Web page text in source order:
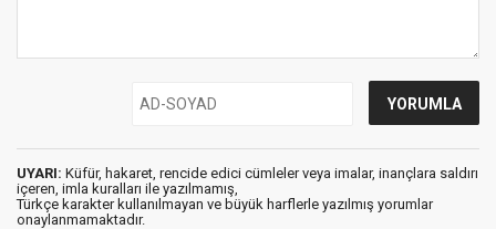
UYARI: Küfür, hakaret, rencide edici cümleler veya imalar, inançlara saldırı
içeren, imla kuralları ile yazılmamış,
Türkçe karakter kullanılmayan ve büyük harflerle yazılmış yorumlar
onaylanmamaktadır.